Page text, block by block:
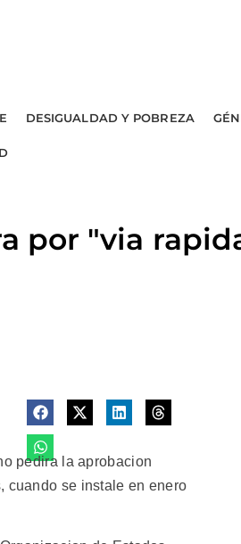
DESIGUALDAD Y POBREZA
por "via
pedira la aprobacion
cuando se instale en enero